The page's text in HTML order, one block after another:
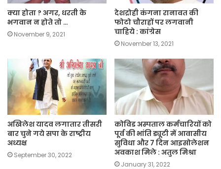
क्या होता ? अगर, धरती के
भगवान न होते तो …
November 9, 2021
देशद्रोही कंगना रानावत की
फोटो चौराहों पर लगवानी
चाहिये : कांग्रेस
November 13, 2021
अखिलेश यादव लगातार तीसरी
बार चुने गये सपा के राष्ट्रीय
अध्यक्ष
September 30, 2022
कोविड अस्पताल कर्मचारियों को
पूर्व की भांति ड्यूटी में आवासीय
सुविधा और 7 दिन आइसोलेशन
अवकाश मिले : अतुल मिश्रा
January 31, 2022